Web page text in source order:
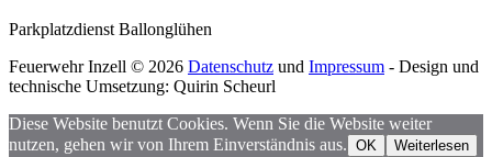
Parkplatzdienst Ballonglühen
Feuerwehr Inzell © 2026 Datenschutz und Impressum - Design und
technische Umsetzung: Quirin Scheurl
Diese Website benutzt Cookies. Wenn Sie die Website weiter
nutzen, gehen wir von Ihrem Einverständnis aus. OK Weiterlesen